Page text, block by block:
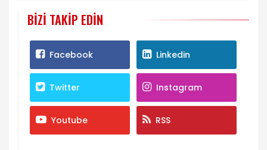
BIZI TAKIP EDIN
Facebook Linkedin
Twitter Instagram
Youtube RSS